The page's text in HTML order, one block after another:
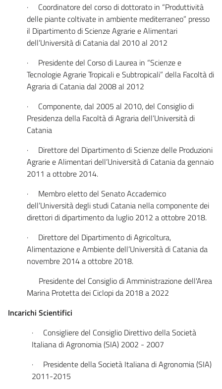
· Coordinatore del corso di dottorato in “Produttività
delle piante coltivate in ambiente mediterraneo” presso
il Dipartimento di Scienze Agrarie e Alimentari
dell’Università di Catania dal 2010 al 2012
· Presidente del Corso di Laurea in “Scienze e
Tecnologie Agrarie Tropicali e Subtropicali” della Facoltà di
Agraria di Catania dal 2008 al 2012
· Componente, dal 2005 al 2010, del Consiglio di
Presidenza della Facoltà di Agraria dell’Università di
Catania
· Direttore del Dipartimento di Scienze delle Produzioni
Agrarie e Alimentari dell’Università di Catania da gennaio
2011 a ottobre 2014.
· Membro eletto del Senato Accademico
dell’Università degli studi Catania nella componente dei
direttori di dipartimento da luglio 2012 a ottobre 2018.
· Direttore del Dipartimento di Agricoltura,
Alimentazione e Ambiente dell’Università di Catania da
novembre 2014 a ottobre 2018.
Presidente del Consiglio di Amministrazione dell'Area
Marina Protetta dei Ciclopi da 2018 a 2022
Incarichi Scientifici
· Consigliere del Consiglio Direttivo della Società
Italiana di Agronomia (SIA) 2002 - 2007
· Presidente della Società Italiana di Agronomia (SIA)
2011-2015